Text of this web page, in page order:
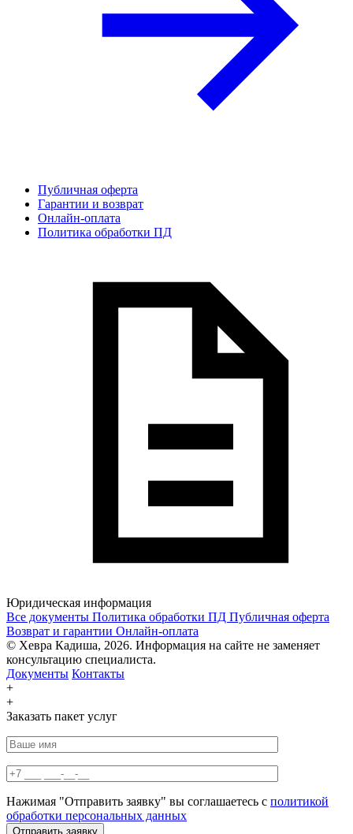
Публичная оферта
Гарантии и возврат
Онлайн-оплата
Политика обработки ПД
Юридическая информация
Все документы Политика обработки ПД Публичная оферта
Возврат и гарантии Онлайн-оплата
© Хевра Кадиша, 2026. Информация на сайте не заменяет
консультацию специалиста.
Документы Контакты
+
+
Заказать пакет услуг
Нажимая "Отправить заявку" вы соглашаетесь с политикой
обработки персональных данных